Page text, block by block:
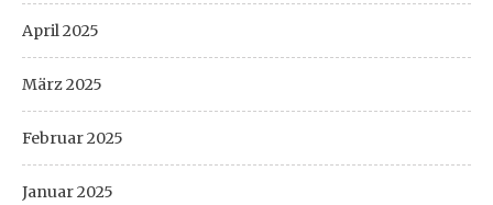
April 2025
März 2025
Februar 2025
Januar 2025